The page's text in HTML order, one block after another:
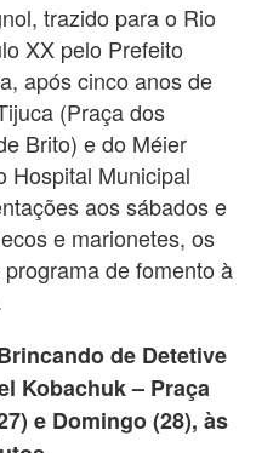
trazido para o Rio
XX pelo Prefeito
após cinco anos de
(Praça dos
Brito) e do Méier
Hospital Municipal
aos sábados e
e marionetes, os
de fomento à
de Detetive
Kobachuk – Praça
e Domingo (28), às